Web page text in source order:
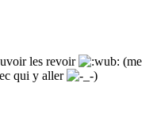
les revoir
(me
qui y aller
)